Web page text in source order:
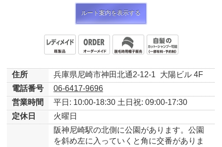
ルート案内を表示する
住所 兵庫県尼崎市神田北通2-12-1
大陽ビル 4F
電話番号
06-6417-9696
営業時間
平日: 10:00-18:30 土日祝: 09:00-17:30
定休日
火曜日
阪神尼崎駅の北側に公園があります。公園
を斜め左に入っていくと角に交番がありま